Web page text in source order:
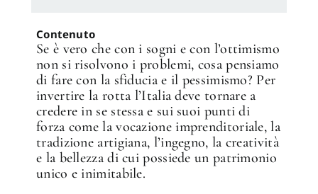
Contenuto
Se è vero che con i sogni e con l’ottimismo
non si risolvono i problemi, cosa pensiamo
di fare con la sfiducia e il pessimismo? Per
invertire la rotta l’Italia deve tornare a
credere in se stessa e sui suoi punti di
forza come la vocazione imprenditoriale, la
tradizione artigiana, l’ingegno, la creatività
e la bellezza di cui possiede un patrimonio
unico e inimitabile.